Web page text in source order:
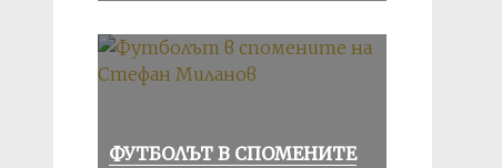
ФУТБОЛЪТ В СПОМЕНИТЕ